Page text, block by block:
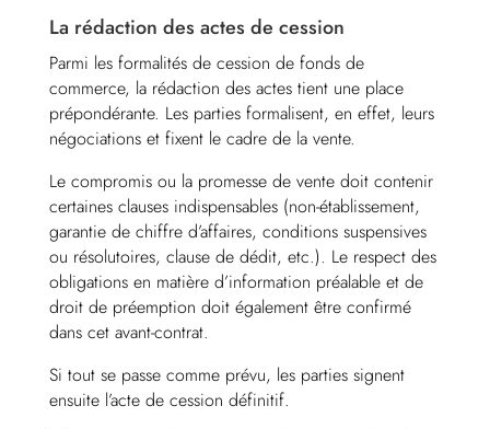
La rédaction des actes de cession
Parmi les formalités de cession de fonds de
commerce, la rédaction des actes tient une place
prépondérante. Les parties formalisent, en effet, leurs
négociations et fixent le cadre de la vente.
Le compromis ou la promesse de vente doit contenir
certaines clauses indispensables (non-établissement,
garantie de chiffre d’affaires, conditions suspensives
ou résolutoires, clause de dédit, etc.). Le respect des
obligations en matière d’information préalable et de
droit de préemption doit également être confirmé
dans cet avant-contrat.
Si tout se passe comme prévu, les parties signent
ensuite l’acte de cession définitif.